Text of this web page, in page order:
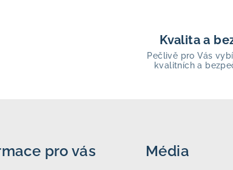
Kvalita a
Pečlivě pro Vás
kvalitních a
pro vás Média